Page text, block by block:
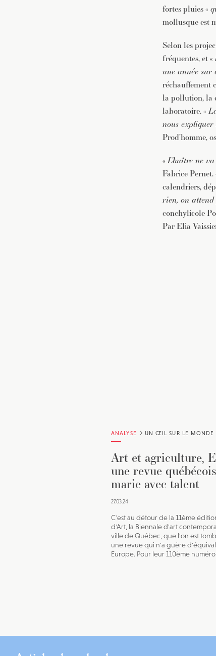
fortes pluies «
mollusque est
Selon les
fréquentes, et «
une année sur
réchauffement
la pollution, la
laboratoire. «
nous expliquer
Prod’homme,
«L’huître ne
Fabrice
calendriers,
rien, on attend
conchylicole
Par Elia
ANALYSE UN ŒIL SUR LE MONDE
Art et agriculture,
une revue
marie avec talent
27.03.24
C'est au détour de la 11ème
d'Art, la Biennale d'art
ville de Québec, que l'on est
une revue qui n'a guère
Europe. Pour leur 110ème numéro